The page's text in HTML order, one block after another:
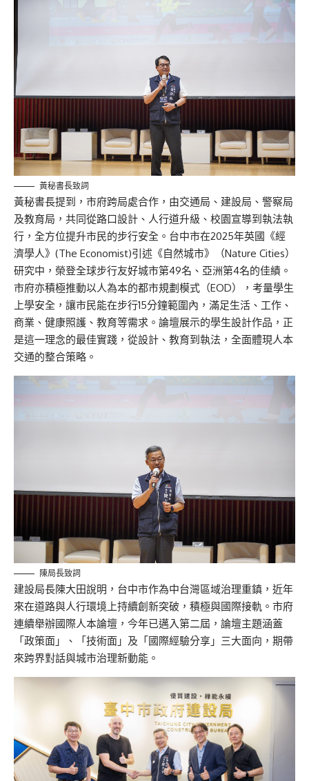
黃秘書長致詞
黃秘書長提到，市府跨局處合作，由交通局、建設局、警察局
及教育局，共同從路口設計、人行道升級、校園宣導到執法執
行，全方位提升市民的步行安全。台中市在2025年英國《經
濟學人》(The Economist)引述《自然城市》（Nature Cities）
研究中，榮登全球步行友好城市第49名、亞洲第4名的佳績。
市府亦積極推動以人為本的都市規劃模式（EOD），考量學生
上學安全，讓市民能在步行15分鐘範圍內，滿足生活、工作、
商業、健康照護、教育等需求。論壇展示的學生設計作品，正
是這一理念的最佳實踐，從設計、教育到執法，全面體現人本
交通的整合策略。
陳局長致詞
建設局長陳大田說明，台中市作為中台灣區域治理重鎮，近年
來在道路與人行環境上持續創新突破，積極與國際接軌。市府
連續舉辦國際人本論壇，今年已邁入第二屆，論壇主題涵蓋
「政策面」、「技術面」及「國際經驗分享」三大面向，期帶
來跨界對話與城市治理新動能。